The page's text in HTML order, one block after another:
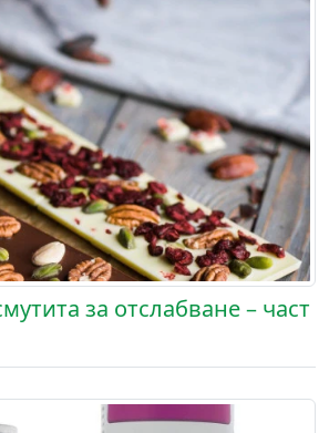
за отслабване – част